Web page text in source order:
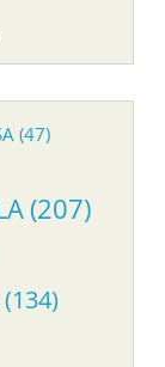
(47)
(207)
(134)